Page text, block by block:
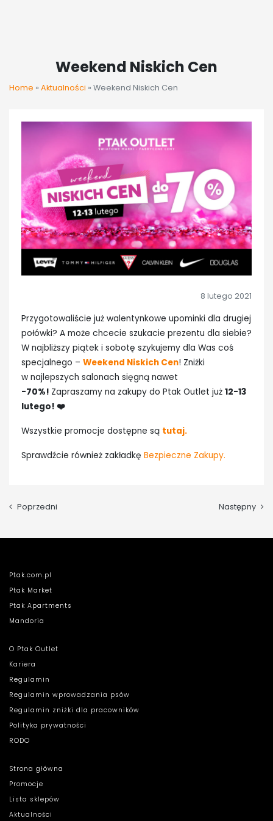
Weekend Niskich Cen
Home » Aktualności » Weekend Niskich Cen
8 lutego 2021
Przygotowaliście już walentynkowe upominki dla drugiej
połówki? A może chcecie szukacie prezentu dla siebie?
W najbliższy piątek i sobotę szykujemy dla Was coś
specjalnego – Weekend Niskich Cen! Zniżki
w najlepszych salonach sięgną nawet
-70%! Zapraszamy na zakupy do Ptak Outlet już 12-13
lutego! ❤️
Wszystkie promocje dostępne są tutaj.
Sprawdźcie również zakładkę Bezpieczne Zakupy.
Poprzedni Następny
Ptak.com.pl
Ptak Market
Ptak Apartments
Mandoria
O Ptak Outlet
Kariera
Regulamin
Regulamin wprowadzania psów
Regulamin zniżki dla pracowników
Polityka prywatności
RODO
Strona główna
Promocje
Lista sklepów
Aktualności